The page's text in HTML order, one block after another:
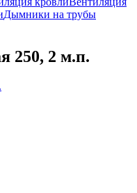
Дымники на трубы
250, 2 м.п.